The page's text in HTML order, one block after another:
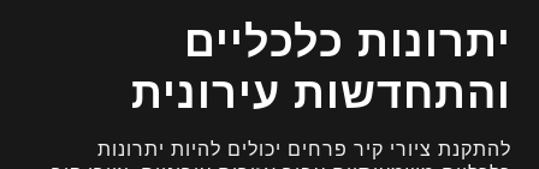
יתרונות כלכליים
והתחדשות עירונית
להתקנת ציורי קיר פרחים יכולים להיות יתרונות